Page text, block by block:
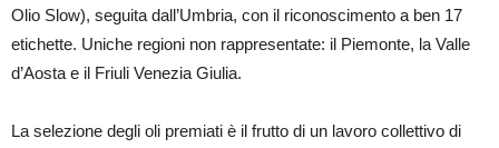
Olio Slow), seguita dall’Umbria, con il riconoscimento a ben 17
etichette. Uniche regioni non rappresentate: il Piemonte, la Valle
d’Aosta e il Friuli Venezia Giulia.
La selezione degli oli premiati è il frutto di un lavoro collettivo di